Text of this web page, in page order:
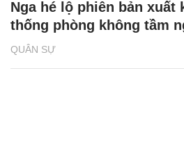
QUÂN SỰ
Nga hé lộ phiên bản xuất
thống phòng không tầm